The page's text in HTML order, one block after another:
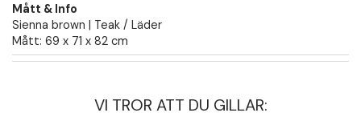
Mått & Info
Sienna brown | Teak / Läder
Mått: 69 x 71 x 82 cm
VI TROR ATT DU GILLAR: